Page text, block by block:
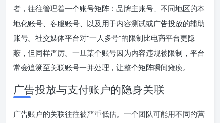
者，往往管理着一个账号矩阵：品牌主账号、不同地区的本
地化账号、客服账号、以及用于内容测试或广告投放的辅助
账号。社交媒体平台对“一人多号”的限制比电商平台更隐
蔽，但同样严厉。一旦某个账号因为内容违规被限制，平台
常会追溯至关联账号一并处理，让整个矩阵瞬间瘫痪。
广告投放与支付账户的隐身关联
广告账户的关联往往被严重低估。一个团队可能用不同的营